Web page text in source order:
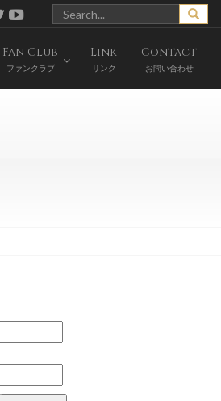
Fan Club
ファンクラブ
Link
リンク
Contact
お問い合わせ